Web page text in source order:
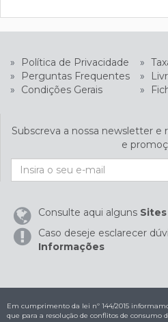
» Política de Privacidade »
»
Perguntas Frequentes »
»
Condições Gerais »
Subscreva a nossa newsletter e
e
Consulte aqui alguns
Caso deseje esclarecer
Informações
Em cumprimento da lei nº 144/2015
que para a resolução de conflitos de consumo